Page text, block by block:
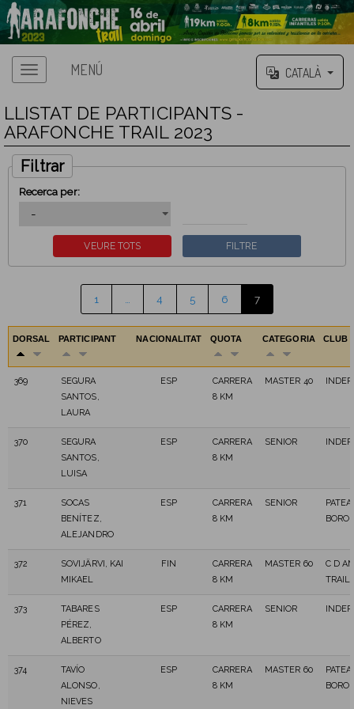
MENÚ CATALÀ
LLISTAT DE PARTICIPANTS -
ARAFONCHE TRAIL 2023
Filtrar
Recerca per:
1 4 5 6 7
DORSAL PARTICIPANT NACIONALITAT QUOTA CATEGORIA CLUB
369
SEGURA
SANTOS,
LAURA
ESP
CARRERA
8 KM
MASTER 40
370
SEGURA
SANTOS,
LUISA
ESP
CARRERA
8 KM
SENIOR
371
SOCAS
BENÍTEZ,
ALEJANDRO
ESP
CARRERA
8 KM
SENIOR
372
SOVIJÄRVI, KAI
MIKAEL
FIN
CARRERA
8 KM
MASTER 60
C D
TRAIL
373
TABARES
PÉREZ,
ALBERTO
ESP
CARRERA
8 KM
SENIOR
374
TAVÍO
ALONSO,
NIEVES
ESP
CARRERA
8 KM
MASTER 60